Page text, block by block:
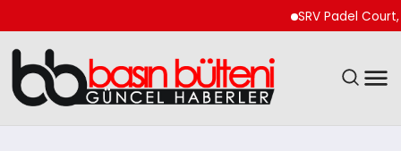
SRV Padel Court,